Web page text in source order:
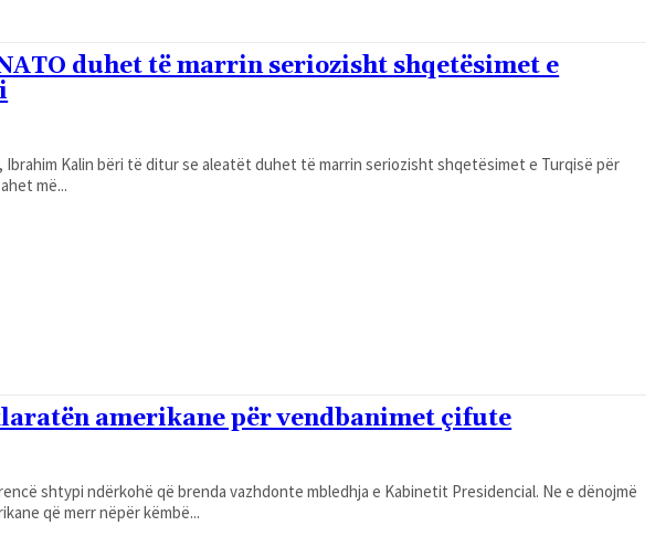
duhet të marrin seriozisht shqetësimet e
Kalin bëri të ditur se aleatët duhet të marrin seriozisht shqetësimet e Turqisë për
më...
amerikane për vendbanimet çifute
shtypi ndërkohë që brenda vazhdonte mbledhja e Kabinetit Presidencial. Ne e dënojmë
që merr nëpër këmbë...